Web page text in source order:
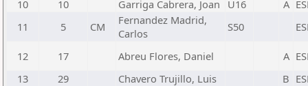
10
10 Garriga Cabrera, Joan U16 A
11
5 CM
Fernandez Madrid,
Carlos
S50
12 17 Abreu Flores, Daniel A
13
29 Chavero Trujillo, Luis B